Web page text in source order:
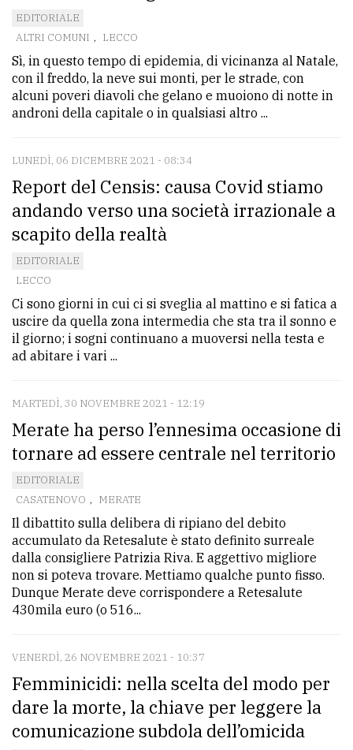
EDITORIALE
ALTRI COMUNI , LECCO
Sì, in questo tempo di epidemia, di vicinanza al Natale,
con il freddo, la neve sui monti, per le strade, con
alcuni poveri diavoli che gelano e muoiono di notte in
androni della capitale o in qualsiasi altro ...
LUNEDÌ, 06 DICEMBRE 2021 - 08:34
Report del Censis: causa Covid stiamo
andando verso una società irrazionale a
scapito della realtà
EDITORIALE
LECCO
Ci sono giorni in cui ci si sveglia al mattino e si fatica a
uscire da quella zona intermedia che sta tra il sonno e
il giorno; i sogni continuano a muoversi nella testa e
ad abitare i vari ...
MARTEDÌ, 30 NOVEMBRE 2021 - 12:19
Merate ha perso l’ennesima occasione di
tornare ad essere centrale nel territorio
EDITORIALE
CASATENOVO , MERATE
Il dibattito sulla delibera di ripiano del debito
accumulato da Retesalute è stato definito surreale
dalla consigliere Patrizia Riva. E aggettivo migliore
non si poteva trovare. Mettiamo qualche punto fisso.
Dunque Merate deve corrispondere a Retesalute
430mila euro (o 516...
VENERDÌ, 26 NOVEMBRE 2021 - 10:37
Femminicidi: nella scelta del modo per
dare la morte, la chiave per leggere la
comunicazione subdola dell’omicida